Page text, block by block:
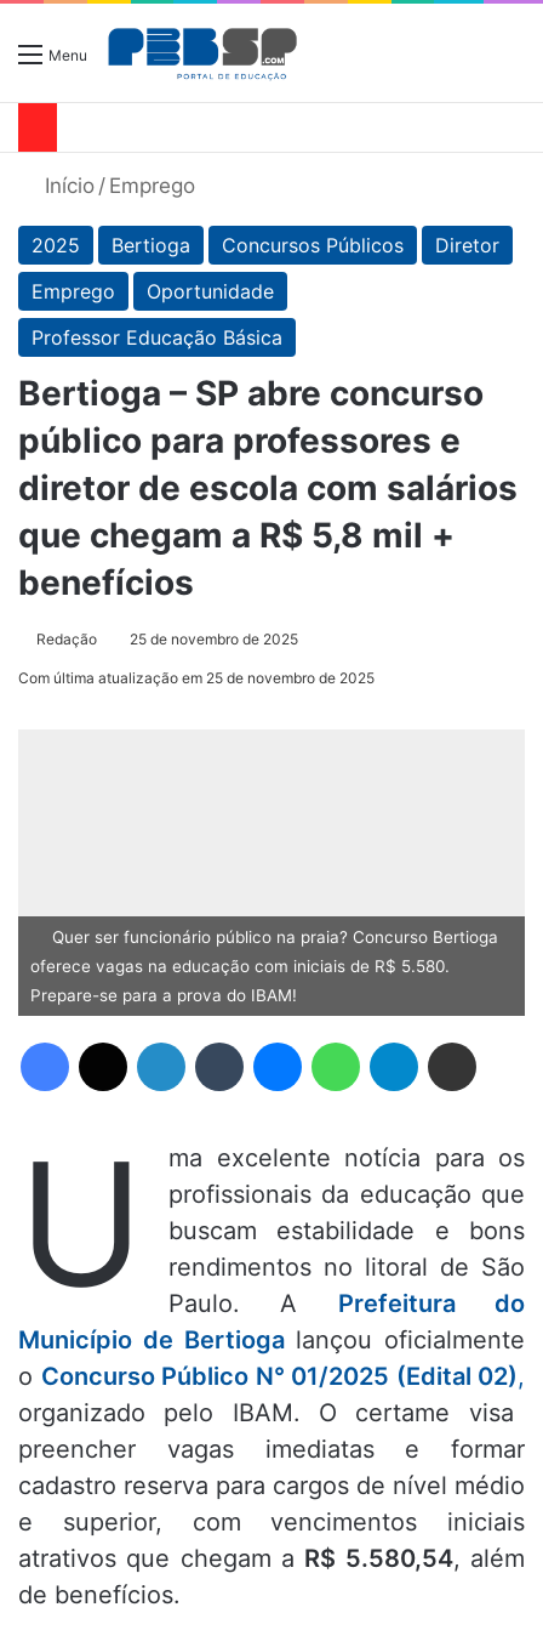
Menu
Início / Emprego
2025 Bertioga Concursos Públicos
Diretor
Emprego
Oportunidade
Professor Educação Básica
Bertioga – SP abre concurso
público para professores e
diretor de escola com salários
que chegam a R$ 5,8 mil +
benefícios
Redação 25 de novembro de 2025
Com última atualização em 25 de novembro de 2025
Quer ser funcionário público na praia? Concurso Bertioga
oferece vagas na educação com iniciais de R$ 5.580.
Prepare-se para a prova do IBAM!
U
ma excelente notícia para os
profissionais da educação que
buscam estabilidade e bons
rendimentos no litoral de São
Paulo. A Prefeitura do
Município de Bertiogalançou oficialmente
o Concurso Público N° 01/2025 (Edital 02),
organizado pelo IBAM. O certame visa
preencher vagas imediatas e formar
cadastro reserva para cargos de nível médio
e superior, com vencimentos iniciais
atrativos que chegam a R$ 5.580,54, além
de benefícios.